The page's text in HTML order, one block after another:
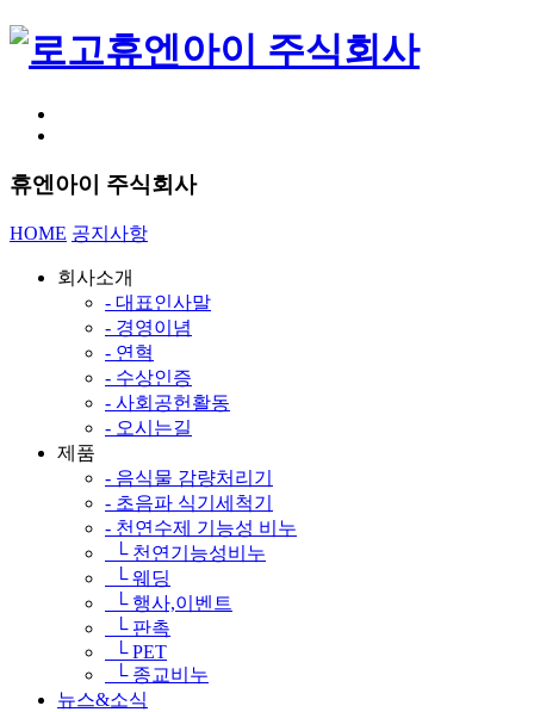
휴엔아이 주식회사
휴엔아이 주식회사
HOME 공지사항
회사소개
- 대표인사말
- 경영이념
- 연혁
- 수상인증
- 사회공헌활동
- 오시는길
제품
- 음식물 감량처리기
- 초음파 식기세척기
- 천연수제 기능성 비누
└ 천연기능성비누
└ 웨딩
└ 행사,이벤트
└ 판촉
└ PET
└ 종교비누
뉴스&소식